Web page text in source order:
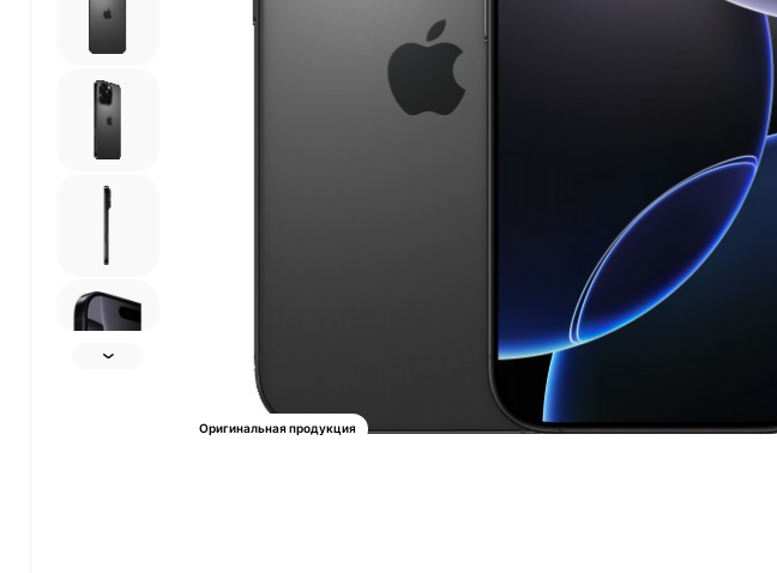
Оригинальная продукция